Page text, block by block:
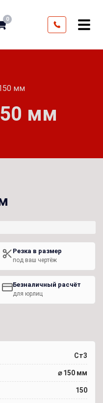
0
мм
мм
Резка в размер
под ваш чертёж
Безналичный расчёт
для юрлиц
Ст3
⌀ 150 мм
150